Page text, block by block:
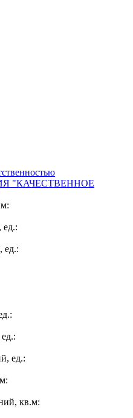
"КАЧЕСТВЕННОЕ
ед.:
ед.:
ед.:
кв.м: